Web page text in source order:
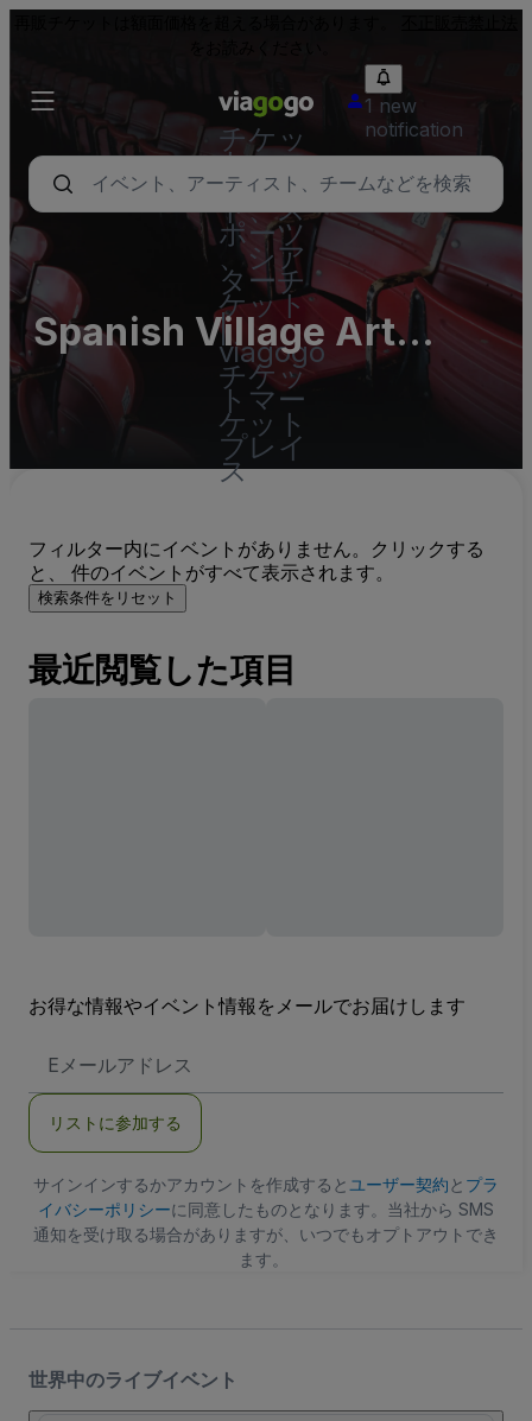
チケッ
ト - コ
ンサー
ト、ス
ポーツ
、シア
ターチ
ケット
|
viagogo
チケッ
トマー
ケット
プレイ
ス
1 new
notification
Spanish Village Art
Center
フィルター内にイベントがありません。クリックする
と、 件のイベントがすべて表示されます。
検索条件をリセット
最近閲覧した項目
お得な情報やイベント情報をメールでお届けします
メ
ア
ス
リストに参加する
サインインするかアカウントを作成すると ユーザー契約と プラ
イバシーポリシーに同意したものとなります。当社から SMS
通知を受け取る場合がありますが、いつでもオプトアウトでき
ます。
世界中のライブイベント